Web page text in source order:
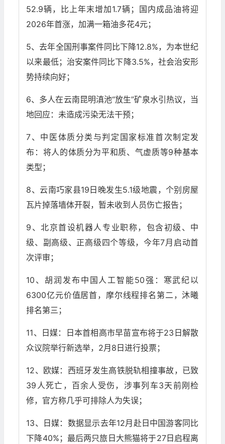
52.9辆，比上年末增加1.7辆；国内成品油将迎
2026年首涨，加满一箱油多花4元；
5、去年全国刑事案件同比下降12.8%，为本世纪
以来最低；治安案件同比下降3.5%，社会治安形
势持续向好；
6、多人在云南昆明滇池“放生”矿泉水引热议，当
地回应：未造成污染无法干预；
7、中医体质分类与判定国家标准首次制定发
布：将人的体质分为平和质、气虚质等9种基本
类型；
8、云南巧家县19日晚发生5.1级地震，个别房屋
瓦片掉落墙体开裂，暂未收到人员伤亡报告；
9、北京首设机器人专业职称，包含初级、中
级、副高级、正高级四个等级，今年7月启动首
次评审；
10、胡润发布中国人工智能50强：寒武纪以
6300亿元价值居首，摩尔线程排名第二，沐曦
排名第三；
11、日媒：日本首相高市早苗宣布将于23日解散
众议院举行新选举，2月8日进行投票；
12、欧媒：西班牙发生高铁脱轨相撞事故，已致
39人死亡，百余人受伤，涉事列车3天前刚检
修，官方称几乎可排除人为失误；
13、日媒：数据显示去年12月赴日中国游客同比
下降40%；最后两只旅日大熊猫将于27日启程离